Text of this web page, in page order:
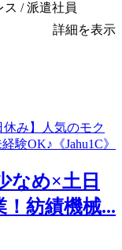
/ 派遣社員
詳細を表示
なめ×土日
紡績機械...